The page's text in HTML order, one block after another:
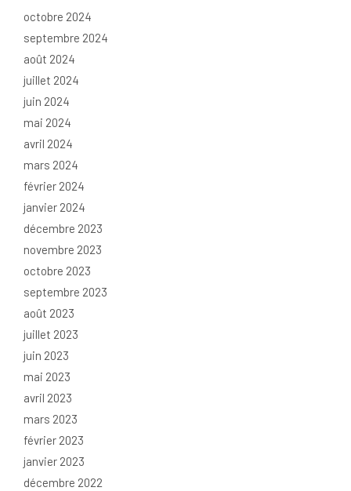
octobre 2024
septembre 2024
août 2024
juillet 2024
juin 2024
mai 2024
avril 2024
mars 2024
février 2024
janvier 2024
décembre 2023
novembre 2023
octobre 2023
septembre 2023
août 2023
juillet 2023
juin 2023
mai 2023
avril 2023
mars 2023
février 2023
janvier 2023
décembre 2022